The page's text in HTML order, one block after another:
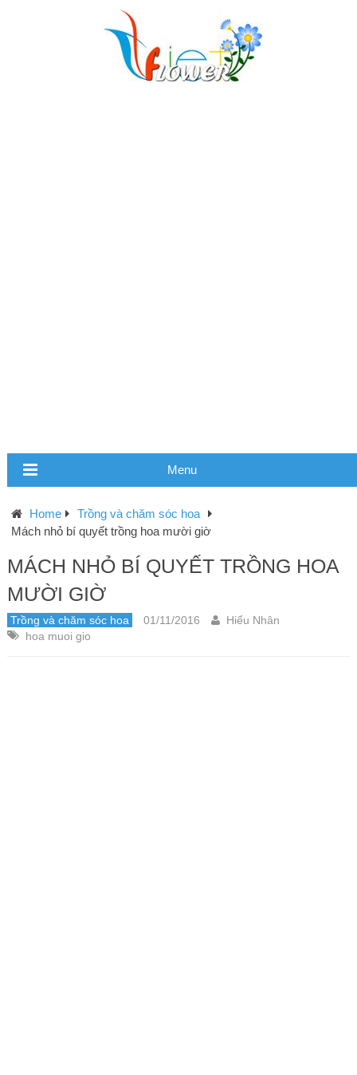
Menu
Home
Trồng và chăm sóc hoa
Mách nhỏ bí quyết trồng hoa mười giờ
MÁCH NHỎ BÍ QUYẾT TRỒNG HOA
MƯỜI GIỜ
Trồng và chăm sóc hoa 01/11/2016
Hiểu Nhân
hoa muoi gio